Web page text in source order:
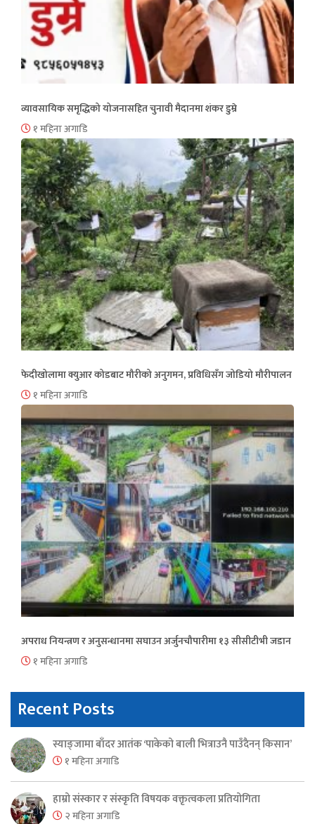
व्यावसायिक समृद्धिको योजनासहित चुनावी मैदानमा शंकर डुम्रे
१ महिना अगाडि
फेदीखोलामा क्युआर कोडबाट मौरीको अनुगमन, प्रविधिसँग जोडियो मौरीपालन
१ महिना अगाडि
अपराध नियन्त्रण र अनुसन्धानमा सघाउन अर्जुनचौपारीमा १३ सीसीटीभी जडान
१ महिना अगाडि
Recent Posts
स्याङ्जामा बाँदर आतंक ‘पाकेको बाली भित्राउनै पाउँदैनन् किसान’
१ महिना अगाडि
हाम्रो संस्कार र संस्कृति विषयक वक्तृत्वकला प्रतियोगिता
२ महिना अगाडि